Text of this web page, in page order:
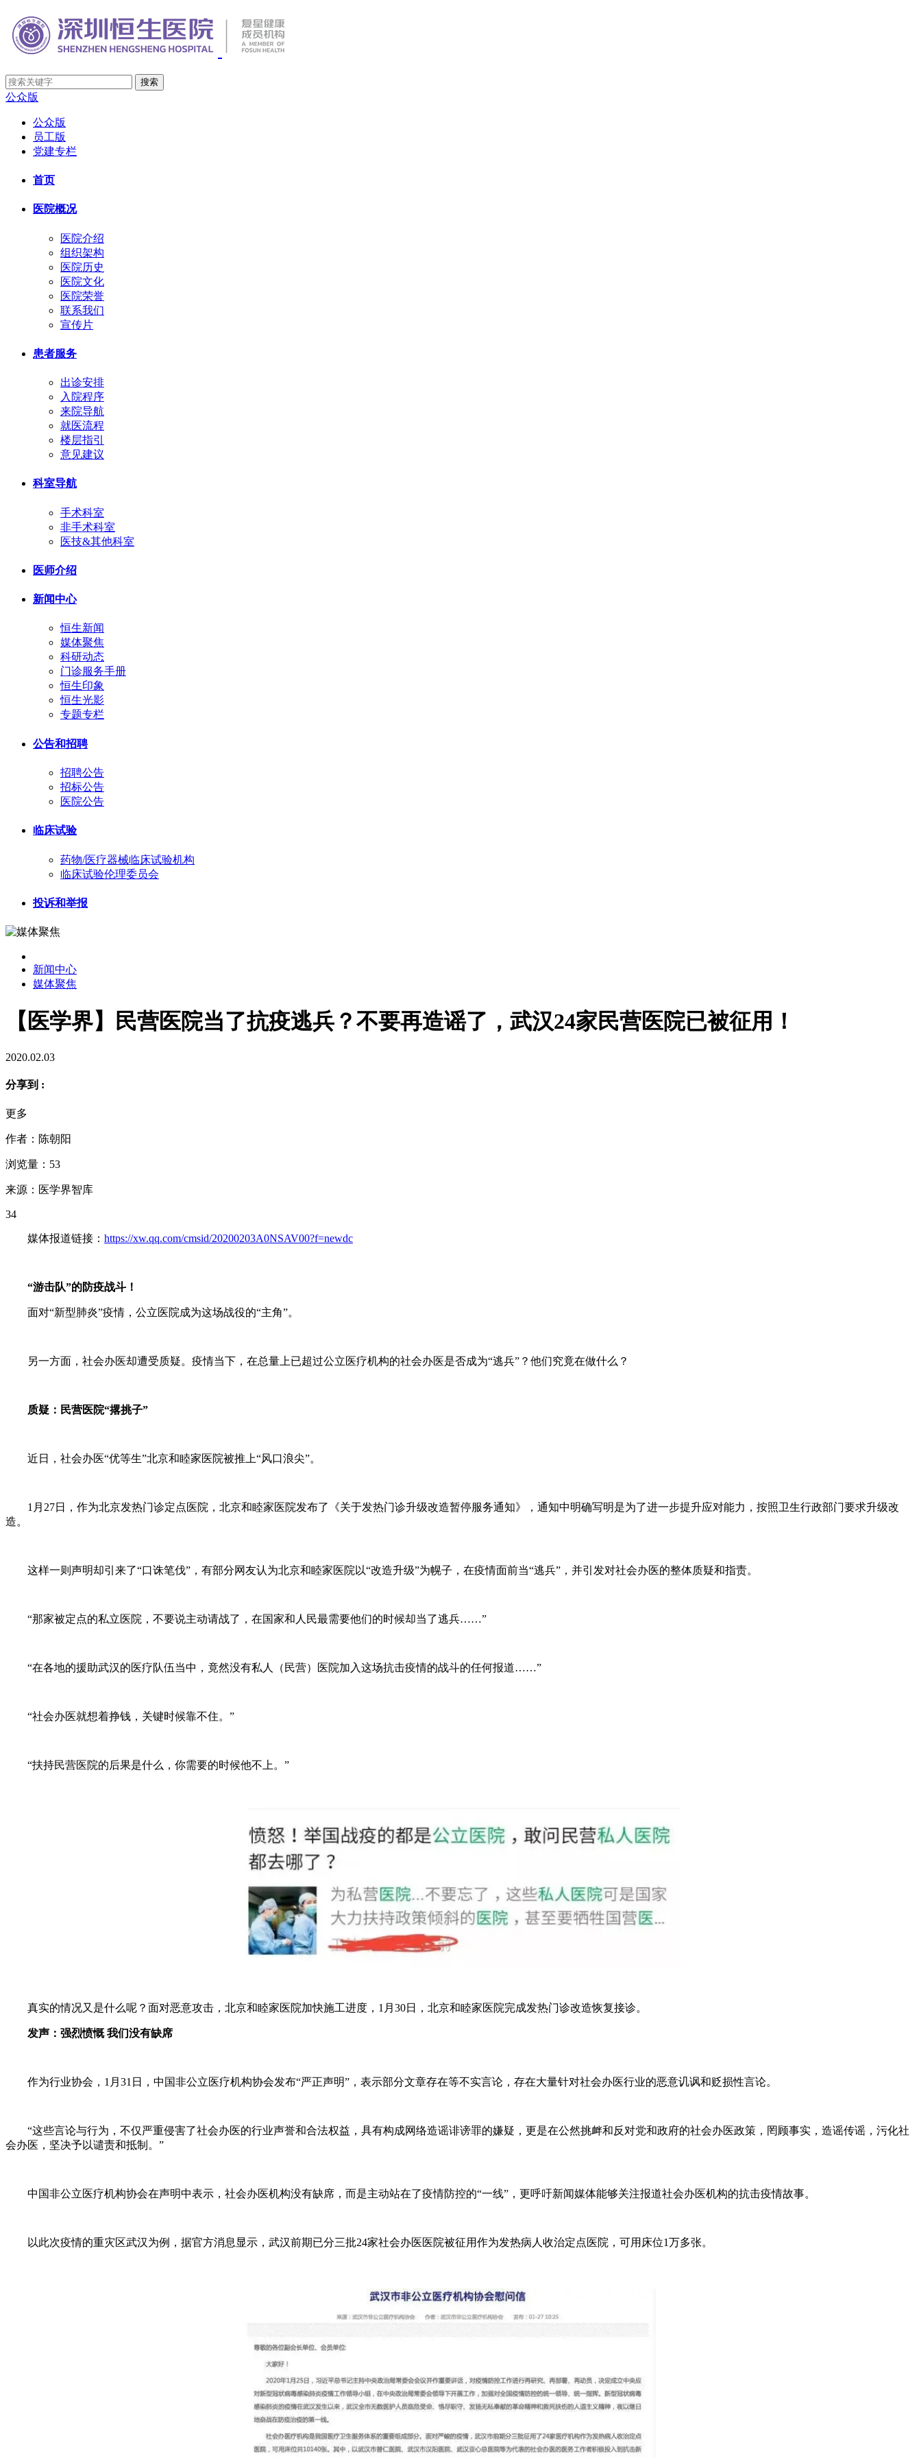
公众版
公众版
员工版
党建专栏
首页
医院概况
医院介绍
组织架构
医院历史
医院文化
医院荣誉
联系我们
宣传片
患者服务
出诊安排
入院程序
来院导航
就医流程
楼层指引
意见建议
科室导航
手术科室
非手术科室
医技&其他科室
医师介绍
新闻中心
恒生新闻
媒体聚焦
科研动态
门诊服务手册
恒生印象
恒生光影
专题专栏
公告和招聘
招聘公告
招标公告
医院公告
临床试验
药物/医疗器械临床试验机构
临床试验伦理委员会
投诉和举报
新闻中心
媒体聚焦
【医学界】民营医院当了抗疫逃兵？不要再造谣了，武汉24家民营医院已被征用！
2020.02.03
分享到 :
更多
作者：陈朝阳
浏览量：53
来源：医学界智库
34
媒体报道链接： https://xw.qq.com/cmsid/20200203A0NSAV00?f=newdc
“游击队”的防疫战斗！
面对“新型肺炎”疫情，公立医院成为这场战役的“主角”。
另一方面，社会办医却遭受质疑。疫情当下，在总量上已超过公立医疗机构的社会办医是否成为“逃兵”？他们究竟在做什么？
质疑：民营医院“撂挑子”
近日，社会办医“优等生”北京和睦家医院被推上“风口浪尖”。
1月27日，作为北京发热门诊定点医院，北京和睦家医院发布了《关于发热门诊升级改造暂停服务通知》，通知中明确写明是为了进一步提升应对能力，按照卫生行政部门要求升级改
造。
这样一则声明却引来了“口诛笔伐”，有部分网友认为北京和睦家医院以“改造升级”为幌子，在疫情面前当“逃兵”，并引发对社会办医的整体质疑和指责。
“那家被定点的私立医院，不要说主动请战了，在国家和人民最需要他们的时候却当了逃兵……”
“在各地的援助武汉的医疗队伍当中，竟然没有私人（民营）医院加入这场抗击疫情的战斗的任何报道……”
“社会办医就想着挣钱，关键时候靠不住。”
“扶持民营医院的后果是什么，你需要的时候他不上。”
真实的情况又是什么呢？面对恶意攻击，北京和睦家医院加快施工进度，1月30日，北京和睦家医院完成发热门诊改造恢复接诊。
发声：强烈愤慨 我们没有缺席
作为行业协会，1月31日，中国非公立医疗机构协会发布“严正声明”，表示部分文章存在等不实言论，存在大量针对社会办医行业的恶意讥讽和贬损性言论。
“这些言论与行为，不仅严重侵害了社会办医的行业声誉和合法权益，具有构成网络造谣诽谤罪的嫌疑，更是在公然挑衅和反对党和政府的社会办医政策，罔顾事实，造谣传谣，污化社
会办医，坚决予以谴责和抵制。”
中国非公立医疗机构协会在声明中表示，社会办医机构没有缺席，而是主动站在了疫情防控的“一线”，更呼吁新闻媒体能够关注报道社会办医机构的抗击疫情故事。
以此次疫情的重灾区武汉为例，据官方消息显示，武汉前期已分三批24家社会办医医院被征用作为发热病人收治定点医院，可用床位1万多张。